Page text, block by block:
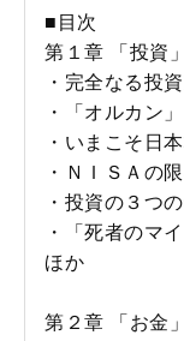
■目次
第１章 「投資
・完全なる投
・「オルカン
・いまこそ日
・ＮＩＳＡの
・投資の３つ
・「死者のマ
ほか
第２章 「お金